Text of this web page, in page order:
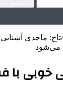
/تاج: ماجدی آشنایی
می‌شود
خوبی با